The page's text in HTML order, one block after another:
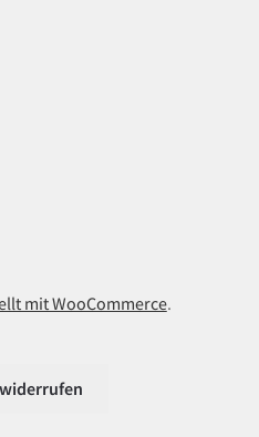
mit WooCommerce.